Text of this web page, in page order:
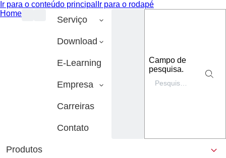
Ir para o conteúdo principal Ir para o rodapé
Home
Serviço
Download
E-Learning
Empresa
Carreiras
Contato
Campo de
pesquisa.
Produtos